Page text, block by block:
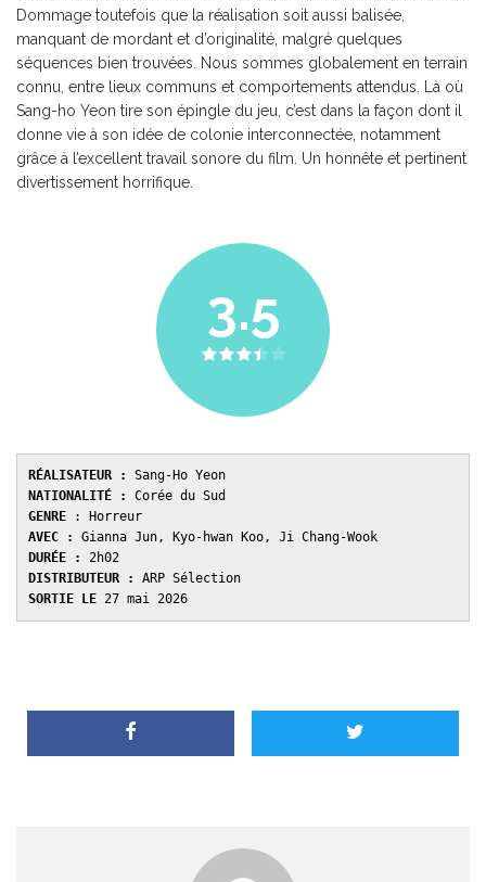
Dommage toutefois que la réalisation soit aussi balisée,
manquant de mordant et d’originalité, malgré quelques
séquences bien trouvées. Nous sommes globalement en terrain
connu, entre lieux communs et comportements attendus. Là où
Sang-ho Yeon tire son épingle du jeu, c’est dans la façon dont il
donne vie à son idée de colonie interconnectée, notamment
grâce à l’excellent travail sonore du film. Un honnête et pertinent
divertissement horrifique.
3.5
RÉALISATEUR :
Sang-Ho Yeon
NATIONALITÉ :
Corée du Sud
GENRE
: Horreur
AVEC : Gianna Jun, Kyo-hwan Koo, Ji Chang-Wook
DURÉE : 2h02
DISTRIBUTEUR : ARP Sélection
SORTIE LE 27 mai 2026